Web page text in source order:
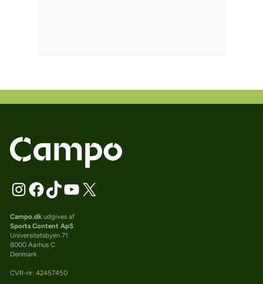
Campo.dkudgives af
Sports Content ApS
Universitetsbyen 71
8000 Aarhus C
Denmark
CVR-nr: 42457450